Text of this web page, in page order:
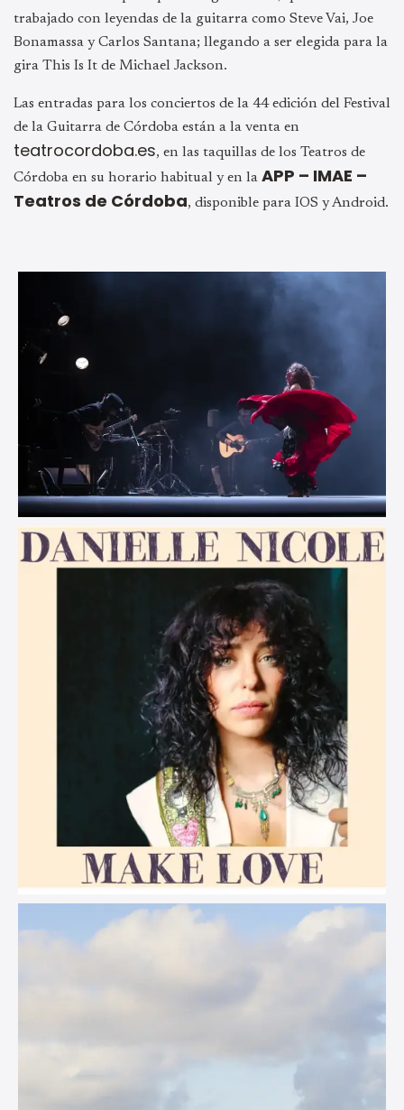
trabajado con leyendas de la guitarra como Steve Vai, Joe
Bonamassa y Carlos Santana; llegando a ser elegida para la
gira This Is It de Michael Jackson.
Las entradas para los conciertos de la 44 edición del Festival
de la Guitarra de Córdoba están a la venta en
teatrocordoba.es, en las taquillas de los Teatros de
Córdoba en su horario habitual y en la APP – IMAE –
Teatros de Córdoba, disponible para IOS y Android.